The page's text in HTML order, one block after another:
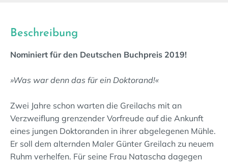
Beschreibung
Nominiert für den Deutschen Buchpreis 2019!
»Was war denn das für ein Doktorand!«
Zwei Jahre schon warten die Greilachs mit an
Verzweiflung grenzender Vorfreude auf die Ankunft
eines jungen Doktoranden in ihrer abgelegenen Mühle.
Er soll dem alternden Maler Günter Greilach zu neuem
Ruhm verhelfen. Für seine Frau Natascha dagegen